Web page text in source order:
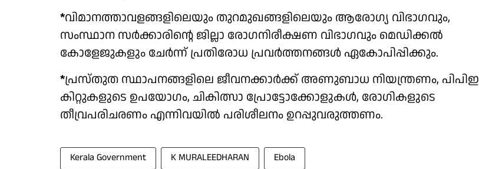
*വിമാനത്താവളങ്ങളിലെയും തുറമുഖങ്ങളിലെയും ആരോഗ്യ വിഭാഗവും,
സംസ്ഥാന സര്‍ക്കാരിൻ്റെ ജില്ലാ രോഗനിരീക്ഷണ വിഭാഗവും മെഡിക്കൽ
കോളേജുകളും ചേർന്ന് പ്രതിരോധ പ്രവർത്തനങ്ങൾ ഏകോപിപ്പിക്കും.
*പ്രസ്തുത സ്ഥാപനങ്ങളിലെ ജീവനക്കാർക്ക് അണുബാധ നിയന്ത്രണം, പിപിഇ
കിറ്റുകളുടെ ഉപയോഗം, ചികിത്സാ പ്രോട്ടോക്കോളുകൾ, രോഗികളുടെ
തീവ്രപരിചരണം എന്നിവയിൽ പരിശീലനം ഉറപ്പുവരുത്തണം.
Kerala Government K MURALEEDHARAN Ebola